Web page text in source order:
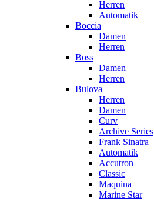
Herren
Automatik
Boccia
Damen
Herren
Boss
Damen
Herren
Bulova
Herren
Damen
Curv
Archive Series
Frank Sinatra
Automatik
Accutron
Classic
Maquina
Marine Star